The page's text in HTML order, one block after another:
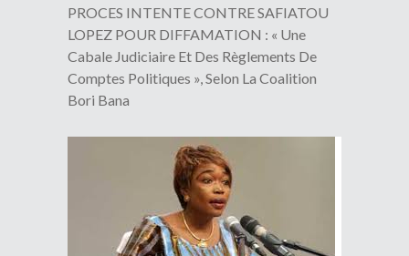
PROCES INTENTE CONTRE SAFIATOU
LOPEZ POUR DIFFAMATION : « Une
Cabale Judiciaire Et Des Règlements De
Comptes Politiques », Selon La Coalition
Bori Bana